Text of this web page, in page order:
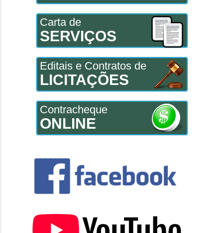
Carta de
SERVIÇOS
Editais e Contratos de
LICITAÇÕES
Contracheque
ONLINE